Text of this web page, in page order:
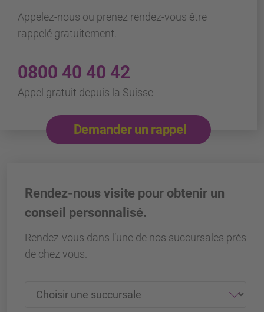
Appelez-nous ou prenez rendez-vous être
rappelé gratuitement.
0800 40 40 42
Appel gratuit depuis la Suisse
Demander un rappel
Rendez-nous visite pour obtenir un
conseil personnalisé.
Rendez-vous dans l’une de nos succursales près
de chez vous.